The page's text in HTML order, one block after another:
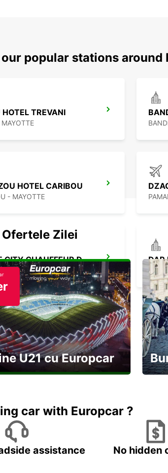
popular stations around
HOTEL TREVANI
HOTEL CARIBOU
- MAYOTTE
BLANTYRE CITY CHAUFFEUR DRIVE
DAR
LILONGWE INT AIRPORT SELF DRIVE
MALAWI
Ofertele Zilei
U21 cu Europcar
car with Europcar ?
assistance No hidden